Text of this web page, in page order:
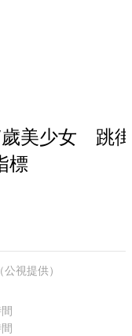
歲美少女 跳
標
視提供）